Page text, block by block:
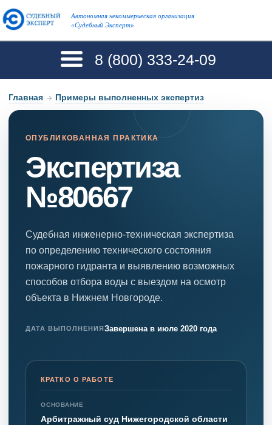
Автономная некоммерческая организация
«Судебный Эксперт»
8 (800) 333-24-09
Главная → Примеры выполненных экспертиз
ОПУБЛИКОВАННАЯ ПРАКТИКА
Экспертиза
№80667
Судебная инженерно-техническая экспертиза
по определению технического состояния
пожарного гидранта и выявлению возможных
способов отбора воды с выездом на осмотр
объекта в Нижнем Новгороде.
ДАТА ВЫПОЛНЕНИЯЗавершена в июле 2020 года
КРАТКО О РАБОТЕ
ОСНОВАНИЕ
Арбитражный суд Нижегородской области